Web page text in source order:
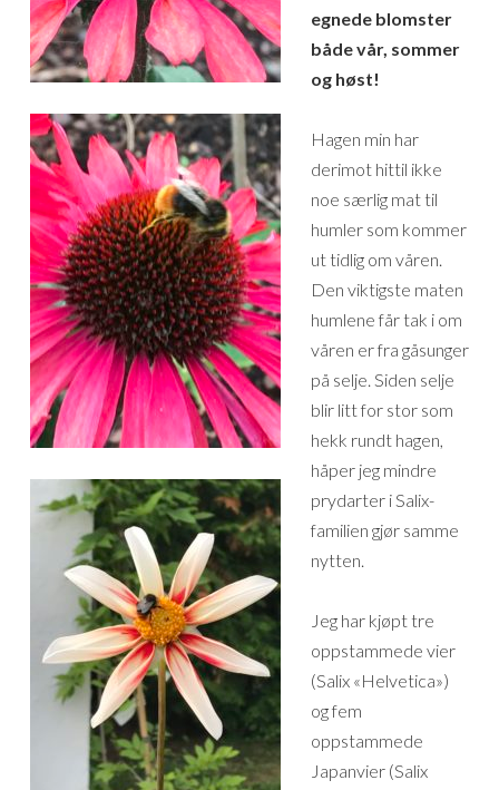
egnede blomster
både vår, sommer
og høst!
Hagen min har
derimot hittil ikke
noe særlig mat til
humler som kommer
ut tidlig om våren.
Den viktigste maten
humlene får tak i om
våren er fra gåsunger
på selje. Siden selje
blir litt for stor som
hekk rundt hagen,
håper jeg mindre
prydarter i Salix-
familien gjør samme
nytten.
Jeg har kjøpt tre
oppstammede vier
(Salix «Helvetica»)
og fem
oppstammede
Japanvier (Salix